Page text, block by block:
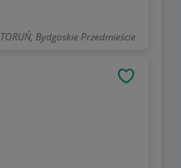
TORUŃ, Bydgoskie Przedmieście